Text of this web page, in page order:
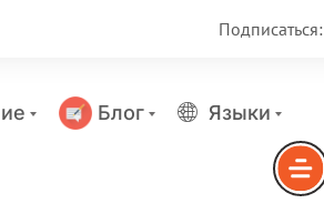
Подписаться:
Блог Языки